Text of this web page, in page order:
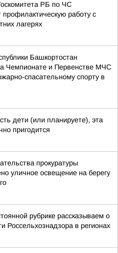
РБ по ЧС
работу с
лагерях
Башкортостан
Чемпионате и Первенстве МЧС
спасательному спорту в
дети (или планируете), эта
пригодится
прокуратуры
уличное освещение на берегу
рубрике рассказываем о
Россельхознадзора в регионах